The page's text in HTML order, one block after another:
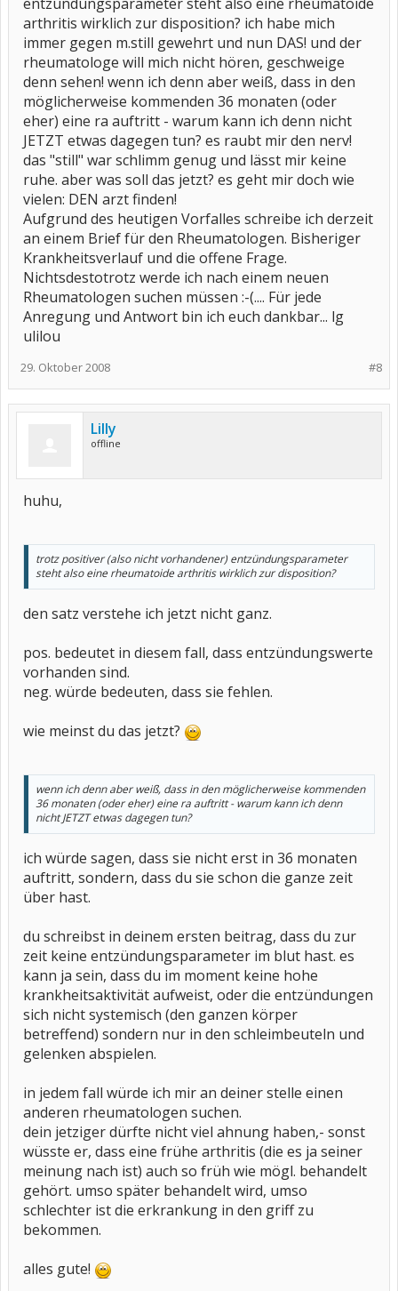
arthritis wirklich zur disposition? ich habe mich
immer gegen m.still gewehrt und nun DAS! und der
rheumatologe will mich nicht hören, geschweige
denn sehen! wenn ich denn aber weiß, dass in den
möglicherweise kommenden 36 monaten (oder
eher) eine ra auftritt - warum kann ich denn nicht
JETZT etwas dagegen tun? es raubt mir den nerv!
das "still" war schlimm genug und lässt mir keine
ruhe. aber was soll das jetzt? es geht mir doch wie
vielen: DEN arzt finden!
Aufgrund des heutigen Vorfalles schreibe ich derzeit
an einem Brief für den Rheumatologen. Bisheriger
Krankheitsverlauf und die offene Frage.
Nichtsdestotrotz werde ich nach einem neuen
Rheumatologen suchen müssen :-(.... Für jede
Anregung und Antwort bin ich euch dankbar... lg
ulilou
#8
29. Oktober 2008
Lilly
offline
huhu,
trotz positiver (also nicht vorhandener) entzündungsparameter
steht also eine rheumatoide arthritis wirklich zur disposition?
den satz verstehe ich jetzt nicht ganz.
pos. bedeutet in diesem fall, dass entzündungswerte
vorhanden sind.
neg. würde bedeuten, dass sie fehlen.
wie meinst du das jetzt?
wenn ich denn aber weiß, dass in den möglicherweise kommenden
36 monaten (oder eher) eine ra auftritt - warum kann ich denn
nicht JETZT etwas dagegen tun?
ich würde sagen, dass sie nicht erst in 36 monaten
auftritt, sondern, dass du sie schon die ganze zeit
über hast.
du schreibst in deinem ersten beitrag, dass du zur
zeit keine entzündungsparameter im blut hast. es
kann ja sein, dass du im moment keine hohe
krankheitsaktivität aufweist, oder die entzündungen
sich nicht systemisch (den ganzen körper
betreffend) sondern nur in den schleimbeuteln und
gelenken abspielen.
in jedem fall würde ich mir an deiner stelle einen
anderen rheumatologen suchen.
dein jetziger dürfte nicht viel ahnung haben,- sonst
wüsste er, dass eine frühe arthritis (die es ja seiner
meinung nach ist) auch so früh wie mögl. behandelt
gehört. umso später behandelt wird, umso
schlechter ist die erkrankung in den griff zu
bekommen.
alles gute!